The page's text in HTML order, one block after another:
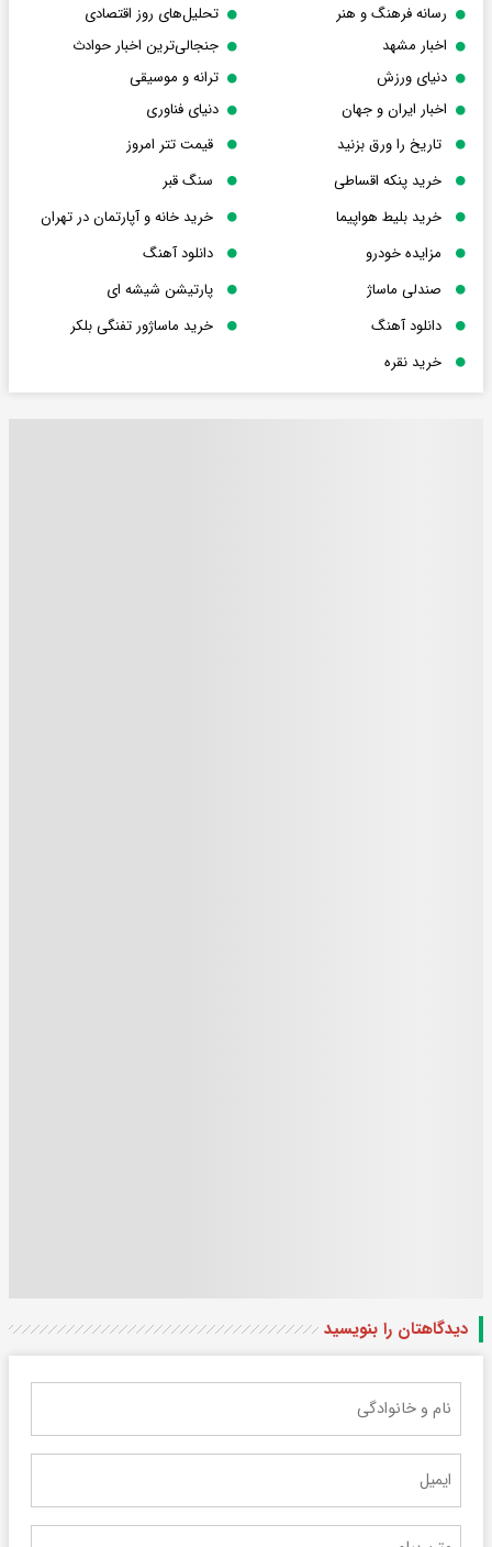
رسانه فرهنگ و هنر
تحلیل‌های روز اقتصادی
اخبار مشهد
جنجالی‌ترین اخبار حوادث
دنیای ورزش
ترانه و موسیقی
اخبار ایران و جهان
دنیای فناوری
تاریخ را ورق بزنید
قیمت تتر امروز
خرید پنکه اقساطی
سنگ قبر
خرید بلیط هواپیما
خرید خانه و آپارتمان در تهران
مزایده خودرو
دانلود آهنگ
صندلی ماساژ
پارتیشن شیشه ای
دانلود آهنگ
خرید ماساژور تفنگی بلکر
خرید نقره
دیدگاهتان را بنویسید